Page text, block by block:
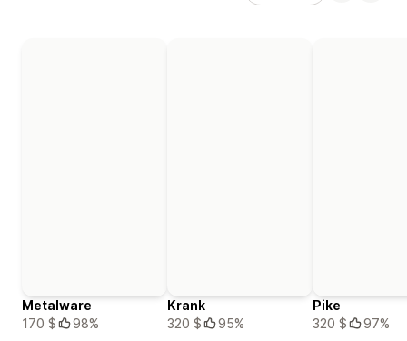
Metalware
170 $
98%
Krank
320 $
95%
Pike
320 $
97%